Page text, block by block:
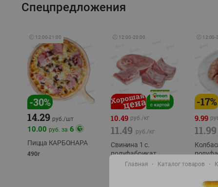
Спецпредложения
🕘 12:00-21:00
-30%
14.29 руб./шт
10.00 руб. за 6
Пицца КАРБОНАРА
490г
🕘 12:00-20:00
10.49 руб./кг
11.49 руб./кг
Свинина 1 с.
полуфабрикат,
охлажденный 1 кг
🕘 12:00-
-17%
9.99
11.99
охлажд
Главная Каталог товаров